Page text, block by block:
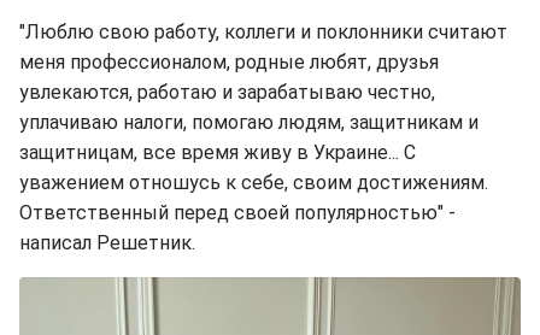
"Люблю свою работу, коллеги и поклонники считают
меня профессионалом, родные любят, друзья
увлекаются, работаю и зарабатываю честно,
уплачиваю налоги, помогаю людям, защитникам и
защитницам, все время живу в Украине... С
уважением отношусь к себе, своим достижениям.
Ответственный перед своей популярностью" -
написал Решетник.